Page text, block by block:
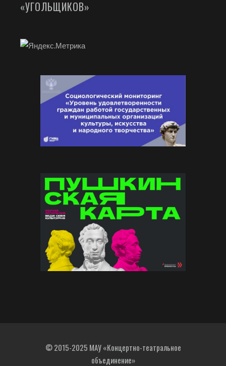
«УГОЛЬЩИКОВ»
© 2015-2025 МАУ «Концертно-театральное
объединение»